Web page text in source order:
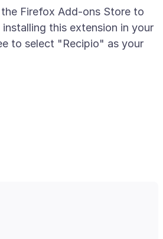
Firefox Add-ons Store to
this extension in your
to select "Recipio" as your